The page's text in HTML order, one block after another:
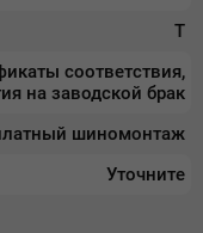
T
соответствия,
на заводской брак
шиномонтаж
Уточните